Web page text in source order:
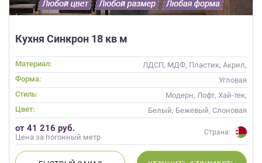
Кухня Синкрон 18 кв м
Материал:
ЛДСП, МДФ, Пластик, Акрил,
Alvic / УФ лак
Форма:
Угловая
Стиль:
Модерн, Лофт, Хай-тек,
Современные
Цвет:
Белый, Бежевый, Слоновая
кость, Кремовый, Коричневый,
Капучино
от 41 216 руб.
Цена за погонный метр
Страна: